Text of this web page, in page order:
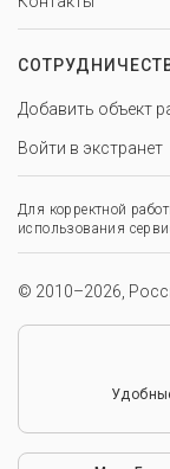
Добавить объект
Войти в экстранет
Для корректной
использования
© 2010–2026,